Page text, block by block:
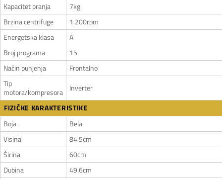
Kapacitet pranja
7kg
Brzina centrifuge
1.200rpm
Energetska klasa
A
Broj programa
15
Način punjenja
Frontalno
Tip
motora/kompresora
Inverter
FIZIČKE KARAKTERISTIKE
Boja
Bela
Visina
84.5cm
Širina
60cm
Dubina
49.6cm